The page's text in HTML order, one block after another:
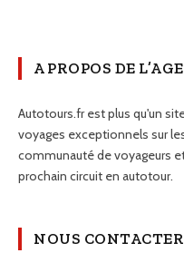
A PROPOS DE
Autotours.fr est plus qu'un
voyages exceptionnels sur
communauté de voyageurs
prochain circuit en autotour.
NOUS CONTACTER